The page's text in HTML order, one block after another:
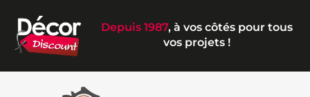
Depuis 1987, à vos côtés pour tous
vos projets !